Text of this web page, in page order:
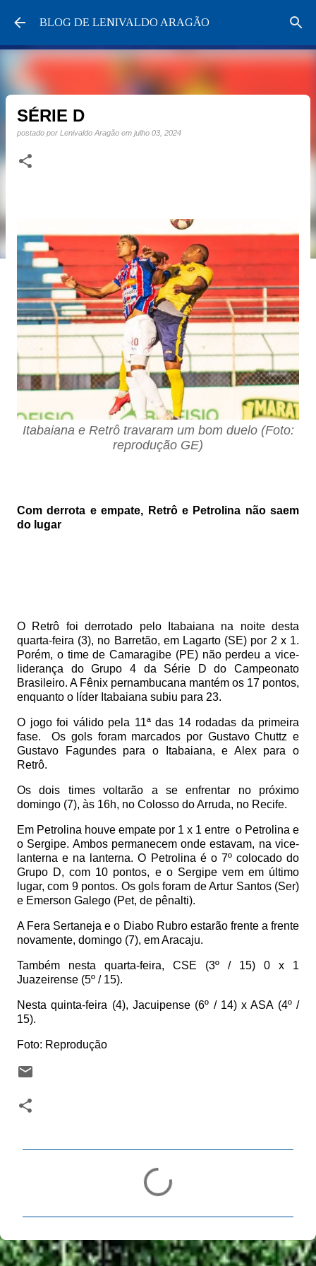
Pular para o conteúdo principal
BLOG DE LENIVALDO ARAGÃO
SÉRIE D
postado por Lenivaldo Aragão em julho 03, 2024
Itabaiana e Retrô travaram um bom duelo (Foto:
reprodução GE)
Com derrota e empate, Retrô e Petrolina não saem
do lugar
O Retrô foi derrotado pelo Itabaiana na noite desta
quarta-feira (3), no Barretão, em Lagarto (SE) por 2 x 1.
Porém, o time de Camaragibe (PE) não perdeu a vice-
liderança do Grupo 4 da Série D do Campeonato
Brasileiro. A Fênix pernambucana mantém os 17 pontos,
enquanto o líder Itabaiana subiu para 23.
O jogo foi válido pela 11ª das 14 rodadas da primeira
fase.
Os gols foram marcados por Gustavo Chuttz e
Gustavo Fagundes para o Itabaiana, e Alex para o
Retrô.
Os dois times voltarão a se enfrentar no próximo
domingo (7), às 16h, no Colosso do Arruda, no Recife.
Em Petrolina houve empate por 1 x 1 entre o Petrolina e
o Sergipe. Ambos permanecem onde estavam, na vice-
lanterna e na lanterna. O Petrolina é o 7º colocado do
Grupo D, com 10 pontos, e o Sergipe vem em último
lugar, com 9 pontos. Os gols foram de Artur Santos (Ser)
e Emerson Galego (Pet, de pênalti).
A Fera Sertaneja e o Diabo Rubro estarão frente a frente
novamente, domingo (7), em Aracaju.
Também nesta quarta-feira, CSE (3º / 15) 0 x 1
Juazeirense (5º / 15).
Nesta quinta-feira (4), Jacuipense (6º / 14) x ASA (4º /
15).
Foto: Reprodução
n